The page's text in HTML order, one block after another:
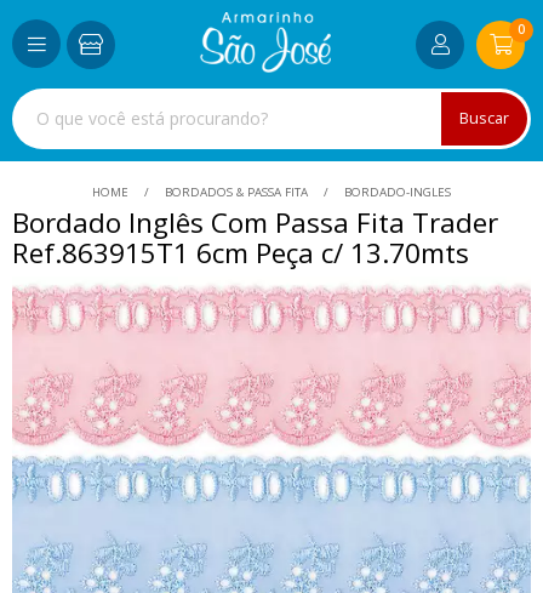
Buscar
0
HOME BORDADOS & PASSA FITA BORDADO-INGLES
Bordado Inglês Com Passa Fita Trader
Ref.863915T1 6cm Peça c/ 13.70mts